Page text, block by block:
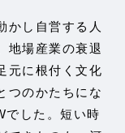
かし自営する人
地場産業の衰退
元に根付く文化
つのかたちにな
でした。短い時